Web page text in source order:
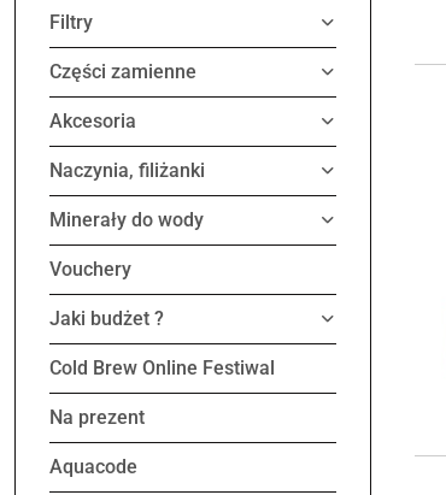
Filtry
Części zamienne
Akcesoria
Naczynia, filiżanki
Minerały do wody
Vouchery
Jaki budżet ?
Cold Brew Online Festiwal
Na prezent
Aquacode